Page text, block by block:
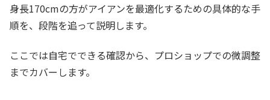
身長170cmの方がアイアンを最適化するための具体的な手
順を、段階を追って説明します。
ここでは自宅でできる確認から、プロショップでの微調整
までカバーします。